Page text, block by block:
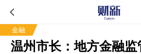
金融
温州市长：地方金融